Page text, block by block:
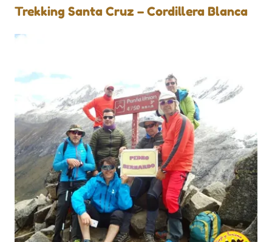
Trekking Santa Cruz – Cordillera Blanca